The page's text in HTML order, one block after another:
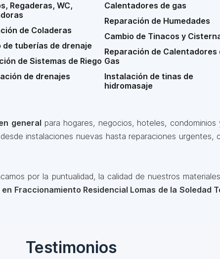
Regaderas, WC,
de Coladeras
de tuberías de drenaje
de Sistemas de Riego
de drenajes
Calentadores de gas
Reparación de Humedades
Cambio de Tinacos y
Reparación de Calentadores
Gas
Instalación de tinas de
hidromasaje
general para hogares, negocios, hoteles, condominios
instalaciones nuevas hasta reparaciones urgentes,
por la puntualidad, la calidad de nuestros
Fraccionamiento Residencial Lomas de la Soledad
Testimonios